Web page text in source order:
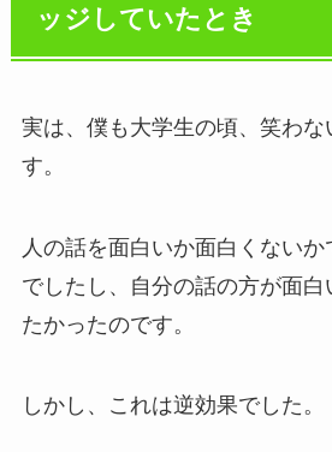
ッジしていたとき
実は、僕も大学生の頃、笑わ
す。
人の話を面白いか面白くない
でしたし、自分の話の方が面
たかったのです。
しかし、これは逆効果でした。